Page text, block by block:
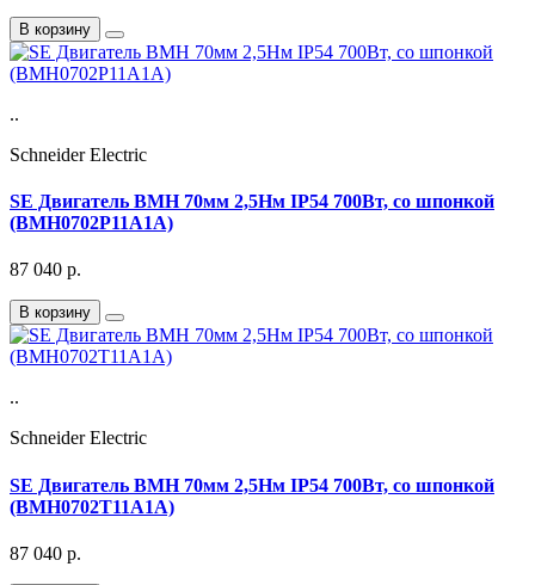
В корзину
..
Schneider Electric
SE Двигатель BMH 70мм 2,5Нм IP54 700Вт, со шпонкой
(BMH0702P11A1A)
87 040 р.
В корзину
..
Schneider Electric
SE Двигатель BMH 70мм 2,5Нм IP54 700Вт, со шпонкой
(BMH0702T11A1A)
87 040 р.